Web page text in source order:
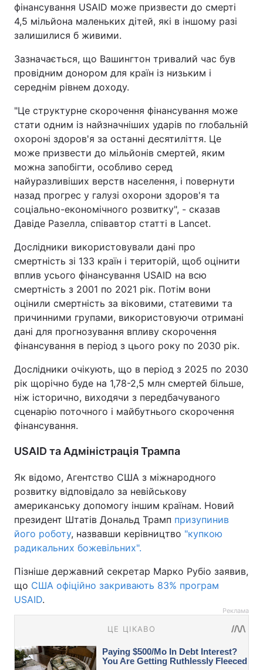
фінансування USAID може призвести до смерті
4,5 мільйона маленьких дітей, які в іншому разі
залишилися б живими.
Зазначається, що Вашингтон тривалий час був
провідним донором для країн із низьким і
середнім рівнем доходу.
"Це структурне скорочення фінансування може
стати одним із найзначніших ударів по глобальній
охороні здоров'я за останні десятиліття. Це
може призвести до мільйонів смертей, яким
можна запобігти, особливо серед
найуразливіших верств населення, і повернути
назад прогрес у галузі охорони здоров'я та
соціально-економічного розвитку", - сказав
Давіде Разелла, співавтор статті в Lancet.
Дослідники використовували дані про
смертність зі 133 країн і територій, щоб оцінити
вплив усього фінансування USAID на всю
смертність з 2001 по 2021 рік. Потім вони
оцінили смертність за віковими, статевими та
причинними групами, використовуючи отримані
дані для прогнозування впливу скорочення
фінансування в період з цього року по 2030 рік.
Дослідники очікують, що в період з 2025 по 2030
рік щорічно буде на 1,78-2,5 млн смертей більше,
ніж історично, виходячи з передбачуваного
сценарію поточного і майбутнього скорочення
фінансування.
USAID та Адміністрація Трампа
Як відомо, Агентство США з міжнародного
розвитку відповідало за невійськову
американську допомогу іншим країнам. Новий
президент Штатів Дональд Трамп призупинив
його роботу, назвавши керівництво "купкою
радикальних божевільних".
Пізніше державний секретар Марко Рубіо заявив,
що США офіційно закривають 83% програм
USAID.
Реклама